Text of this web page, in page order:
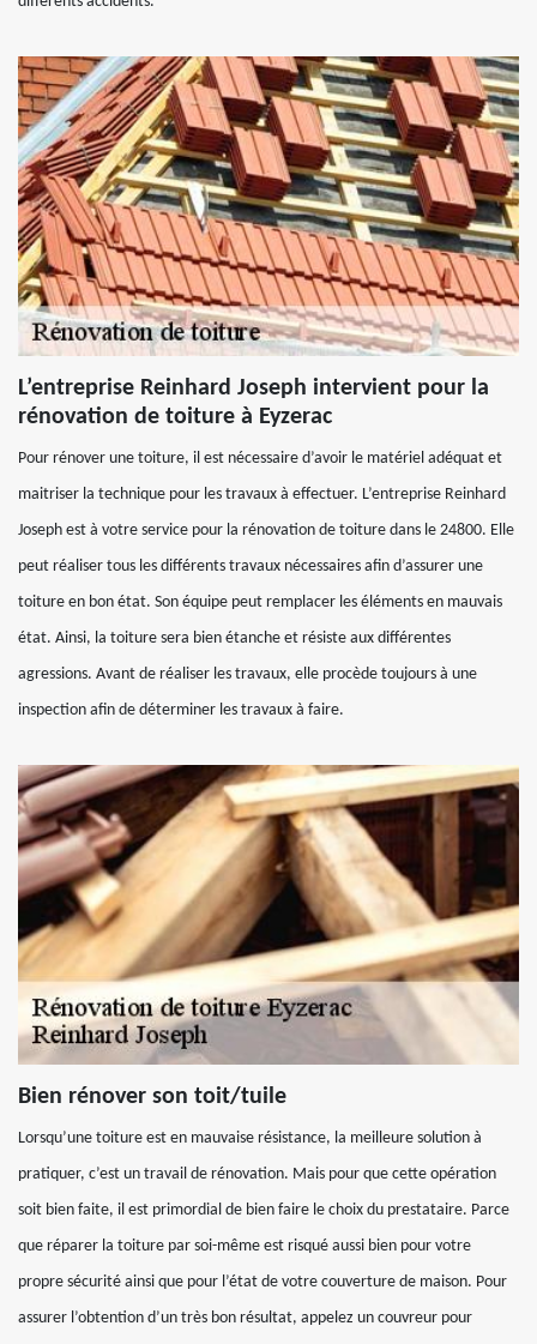
L’entreprise Reinhard Joseph intervient pour la
rénovation de toiture à Eyzerac
Pour rénover une toiture, il est nécessaire d’avoir le matériel adéquat et
maitriser la technique pour les travaux à effectuer. L’entreprise Reinhard
Joseph est à votre service pour la rénovation de toiture dans le 24800. Elle
peut réaliser tous les différents travaux nécessaires afin d’assurer une
toiture en bon état. Son équipe peut remplacer les éléments en mauvais
état. Ainsi, la toiture sera bien étanche et résiste aux différentes
agressions. Avant de réaliser les travaux, elle procède toujours à une
inspection afin de déterminer les travaux à faire.
Bien rénover son toit/tuile
Lorsqu’une toiture est en mauvaise résistance, la meilleure solution à
pratiquer, c’est un travail de rénovation. Mais pour que cette opération
soit bien faite, il est primordial de bien faire le choix du prestataire. Parce
que réparer la toiture par soi-même est risqué aussi bien pour votre
propre sécurité ainsi que pour l’état de votre couverture de maison. Pour
assurer l’obtention d’un très bon résultat, appelez un couvreur pour